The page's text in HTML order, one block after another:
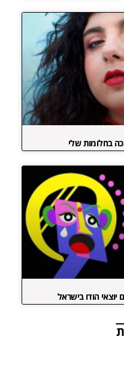
בחלומות שלי
הודו בישראל